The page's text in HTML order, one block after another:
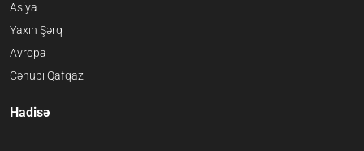
Asiya
Yaxın Şərq
Avropa
Cənubi Qafqaz
Hadisə